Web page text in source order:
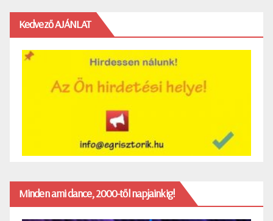
Kedvező AJÁNLAT
Minden ami dance, 2000-től napjainkig!